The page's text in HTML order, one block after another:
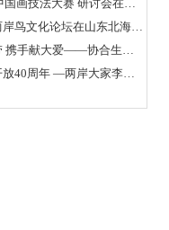
2019首届中国画技法大赛 研讨会在京举行
首届海峡两岸鸟文化论坛在山东北海举行
心系红丝带 携手献大爱——协合生物集团超级抗原免疫治疗助力“艾滋病防控”
纪念改革开放40周年 —两岸大家李奇茂、单应桂书画作品交流展隆重开幕